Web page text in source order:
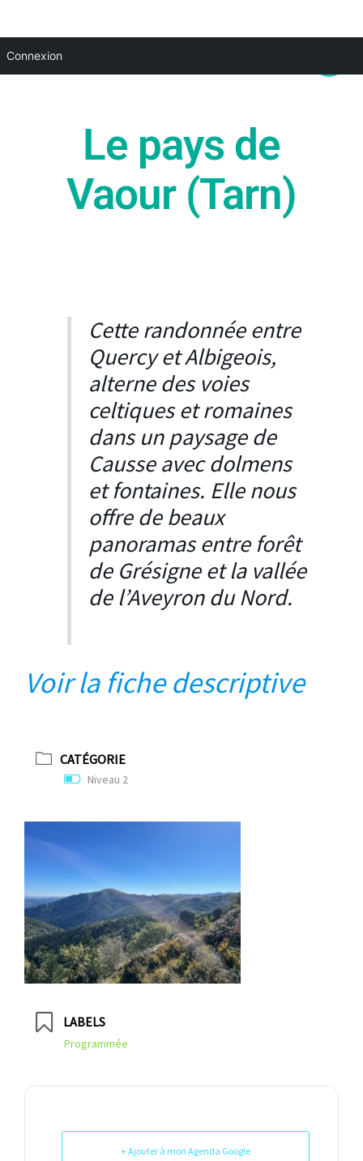
Connexion
Le pays de
Vaour (Tarn)
Cette randonnée entre
Quercy et Albigeois,
alterne des voies
celtiques et romaines
dans un paysage de
Causse avec dolmens
et fontaines. Elle nous
offre de beaux
panoramas entre forêt
de Grésigne et la vallée
de l’Aveyron du Nord.
Voir la fiche descriptive
CATÉGORIE
Niveau 2
LABELS
Programmée
+ Ajouter à mon Agenda Google